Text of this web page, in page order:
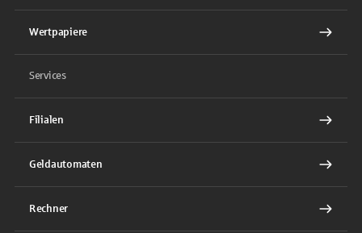
Wertpapiere
Services
Filialen
Geldautomaten
Rechner